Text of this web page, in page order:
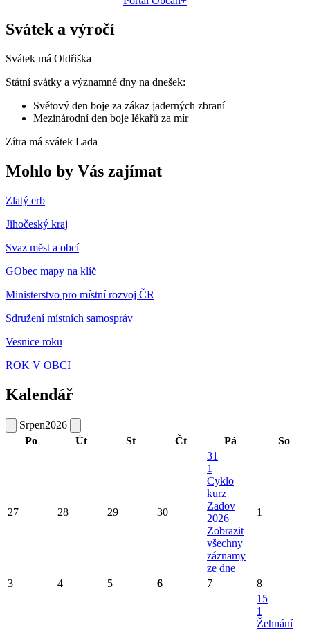
Svátek a výročí
Svátek má Oldřiška
Státní svátky a významné dny na dnešek:
Světový den boje za zákaz jaderných zbraní
Mezinárodní den boje lékařů za mír
Zítra má svátek Lada
Mohlo by Vás zajímat
Zlatý erb
Jihočeský kraj
Svaz měst a obcí
GObec mapy na klíč
Ministerstvo pro místní rozvoj ČR
Sdružení místních samospráv
Vesnice roku
ROK V OBCI
Kalendář
Srpen2026
Po
Út St Čt Pá So
27 28 29 30
31
1
Cyklo
kurz
Zadov
2026
Zobrazit
všechny
záznamy
ze dne
1
3 4 5 6 7 8
15
1
Žehnání